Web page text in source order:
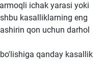
ichak yarasi yoki
kasalliklarning eng
qon uchun darhol
qanday kasallik